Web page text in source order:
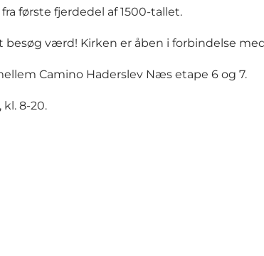
fra første fjerdedel af 1500-tallet.
værd! Kirken er åben i forbindelse
Camino Haderslev Næs etape 6 og 7.
8-20.